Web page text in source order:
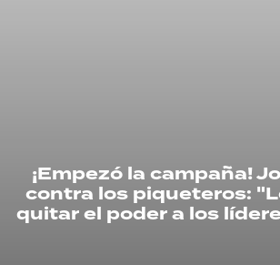
¡Empezó la campaña!
contra los piqueteros:
quitar el poder a los
RECETAS
PALABRAS